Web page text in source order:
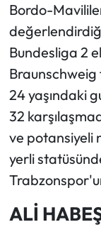
Bordo-
Bundesliga 2
Braunschweig
24 yaşındaki
32
ve potansiyeli
yerli
ALİ